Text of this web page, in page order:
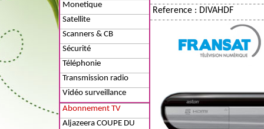
Monetique
Satellite
Scanners & CB
Sécurité
Téléphonie
Transmission radio
Vidéo surveillance
Abonnement TV
Aljazeera COUPE DU
Reference : DIVAHDF